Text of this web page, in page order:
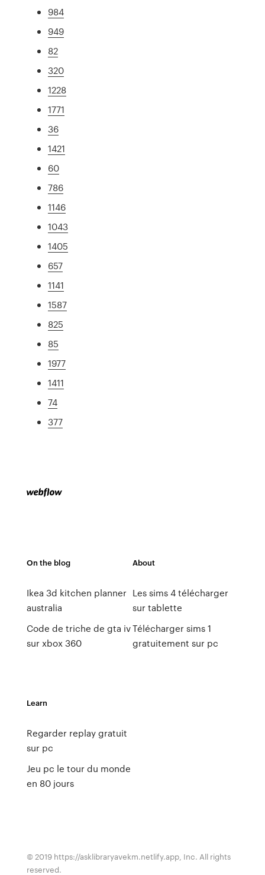
984
949
82
320
1228
1771
36
1421
60
786
1146
1043
1405
657
1141
1587
825
85
1977
1411
74
377
On the blog
Ikea 3d kitchen planner
australia
Code de triche de gta iv
sur xbox 360
About
Les sims 4 télécharger
sur tablette
Télécharger sims 1
gratuitement sur pc
Learn
Regarder replay gratuit
sur pc
Jeu pc le tour du monde
en 80 jours
© 2019 https://asklibraryavekm.netlify.app, Inc. All rights
reserved.